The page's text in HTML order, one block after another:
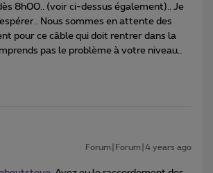
8h00.. (voir ci-dessus également).. Je
Nous sommes en attente des
pour ce câble qui doit rentrer dans la
pas le problème à votre niveau..
Forum|Forum|4 years ago